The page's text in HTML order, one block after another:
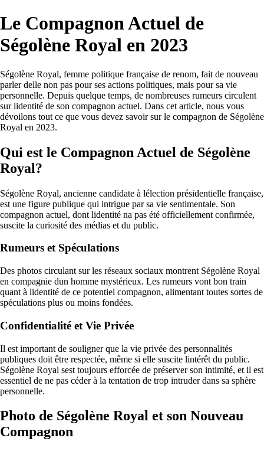
Le Compagnon Actuel de
Ségolène Royal en 2023
Ségolène Royal, femme politique française de renom, fait de nouveau
parler delle non pas pour ses actions politiques, mais pour sa vie
personnelle. Depuis quelque temps, de nombreuses rumeurs circulent
sur lidentité de son compagnon actuel. Dans cet article, nous vous
dévoilons tout ce que vous devez savoir sur le compagnon de Ségolène
Royal en 2023.
Qui est le Compagnon Actuel de Ségolène
Royal?
Ségolène Royal, ancienne candidate à lélection présidentielle française,
est une figure publique qui intrigue par sa vie sentimentale. Son
compagnon actuel, dont lidentité na pas été officiellement confirmée,
suscite la curiosité des médias et du public.
Rumeurs et Spéculations
Des photos circulant sur les réseaux sociaux montrent Ségolène Royal
en compagnie dun homme mystérieux. Les rumeurs vont bon train
quant à lidentité de ce potentiel compagnon, alimentant toutes sortes de
spéculations plus ou moins fondées.
Confidentialité et Vie Privée
Il est important de souligner que la vie privée des personnalités
publiques doit être respectée, même si elle suscite lintérêt du public.
Ségolène Royal sest toujours efforcée de préserver son intimité, et il est
essentiel de ne pas céder à la tentation de trop intruder dans sa sphère
personnelle.
Photo de Ségolène Royal et son Nouveau
Compagnon